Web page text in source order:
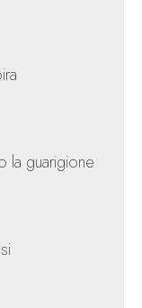
la guarigione